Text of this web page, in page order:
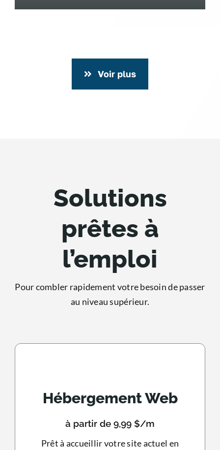
Voir plus
Solutions
prêtes à
l’emploi
Pour combler rapidement votre besoin de passer
au niveau supérieur.
Hébergement Web
à partir de 9,99 $/m
Prêt à accueillir votre site actuel en